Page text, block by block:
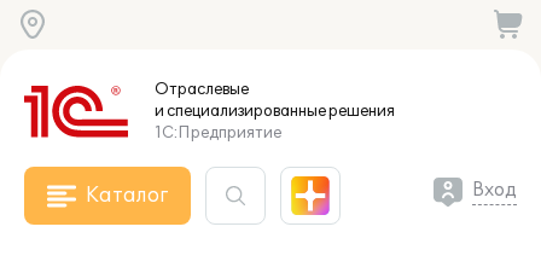
Отраслевые
и специализированныерешения
1С:Предприятие
Каталог Вход